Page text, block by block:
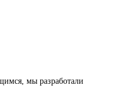
мы разработали